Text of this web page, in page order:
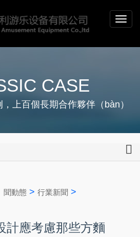
CASE
，上百個長期合作夥伴（bàn）
聞動態> 行業新聞>
計應考慮那些方麵